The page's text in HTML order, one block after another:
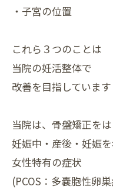
・子宮の位置
これら３つのことは
当院の妊活整体で
改善を目指しています
当院は、骨盤矯正を
妊娠中・産後・⁡妊娠
女性特有の症状
(PCOS：多嚢胞性卵